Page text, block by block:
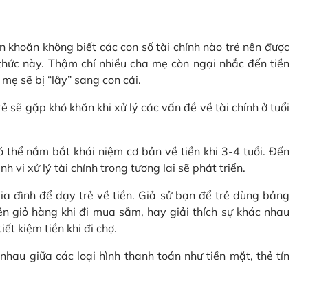
không biết các con số tài chính nào trẻ nên được
này. Thậm chí nhiều cha mẹ còn ngại nhắc đến tiền
sẽ bị “lây” sang con cái.
sẽ gặp khó khăn khi xử lý các vấn đề về tài chính ở tuổi
nắm bắt khái niệm cơ bản về tiền khi 3-4 tuổi. Đến
vi xử lý tài chính trong tương lai sẽ phát triển.
đình để dạy trẻ về tiền. Giả sử bạn để trẻ dùng bảng
giỏ hàng khi đi mua sắm, hay giải thích sự khác nhau
kiệm tiền khi đi chợ.
giữa các loại hình thanh toán như tiền mặt, thẻ tín